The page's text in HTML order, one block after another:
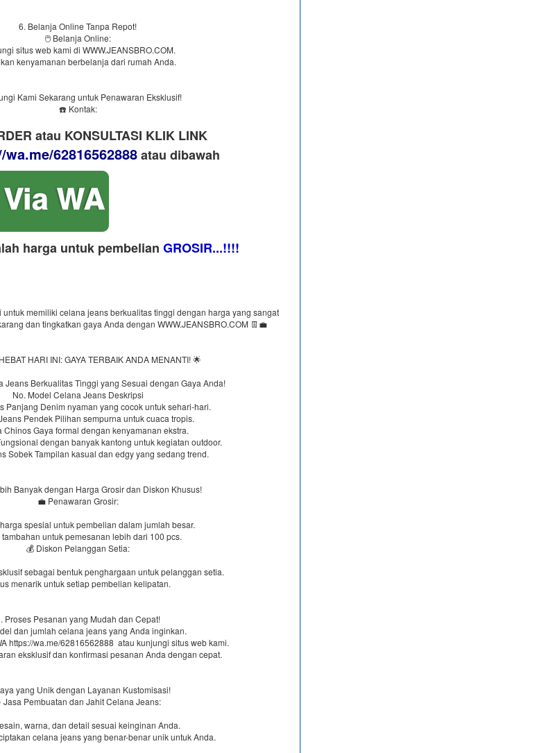
6. Belanja Online Tanpa Repot!
🖱️ Belanja Online:
situs web kami di WWW.JEANSBRO.COM.
kenyamanan berbelanja dari rumah Anda.
Kami Sekarang untuk Penawaran Eksklusif!
☎️ Kontak:
atau KONSULTASI KLIK LINK
62816562888​ atau dibawah
harga untuk pembelian GROSIR...!!!!
memiliki celana jeans berkualitas tinggi dengan harga yang sangat
dan tingkatkan gaya Anda dengan WWW.JEANSBRO.COM 👖💼
HARI INI: GAYA TERBAIK ANDA MENANTI! 🌟
Jeans Berkualitas Tinggi yang Sesuai dengan Gaya Anda!
No. Model Celana Jeans Deskripsi
Panjang Denim nyaman yang cocok untuk sehari-hari.
Pendek Pilihan sempurna untuk cuaca tropis.
Chinos Gaya formal dengan kenyamanan ekstra.
dengan banyak kantong untuk kegiatan outdoor.
Sobek Tampilan kasual dan edgy yang sedang trend.
Banyak dengan Harga Grosir dan Diskon Khusus!
💼 Penawaran Grosir:
spesial untuk pembelian dalam jumlah besar.
tambahan untuk pemesanan lebih dari 100 pcs.
💰 Diskon Pelanggan Setia:
sebagai bentuk penghargaan untuk pelanggan setia.
menarik untuk setiap pembelian kelipatan.
Proses Pesanan yang Mudah dan Cepat!
dan jumlah celana jeans yang Anda inginkan.
https://wa.me/62816562888​ atau kunjungi situs web kami.
eksklusif dan konfirmasi pesanan Anda dengan cepat.
yang Unik dengan Layanan Kustomisasi!
Jasa Pembuatan dan Jahit Celana Jeans:
warna, dan detail sesuai keinginan Anda.
celana jeans yang benar-benar unik untuk Anda.